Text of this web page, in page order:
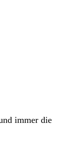
immer die